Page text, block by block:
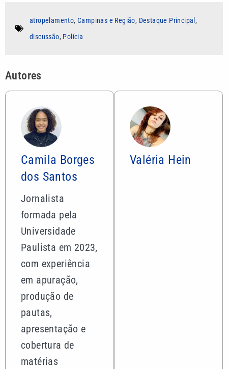
atropelamento,Campinas e Região, Destaque Principal ,
discussão, Polícia
Autores
Camila Borges
dos Santos
Jornalista
formada pela
Universidade
Paulista em 2023,
com experiência
em apuração,
produção de
pautas,
apresentação e
cobertura de
matérias
Valéria Hein